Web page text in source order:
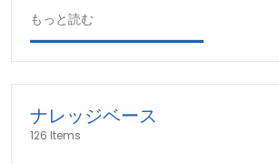
もっと読む
ナレッジベース
126 Items